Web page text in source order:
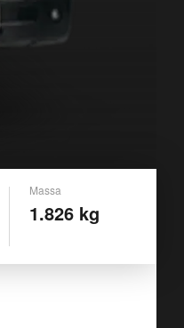
Massa
1.826 kg